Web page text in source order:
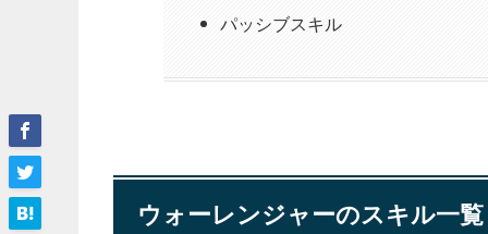
パッシブスキル
ウォーレンジャーのスキル一覧